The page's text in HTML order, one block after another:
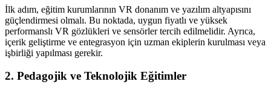
İlk adım, eğitim kurumlarının VR donanım ve yazılım altyapısını
güçlendirmesi olmalı. Bu noktada, uygun fiyatlı ve yüksek
performanslı VR gözlükleri ve sensörler tercih edilmelidir. Ayrıca,
içerik geliştirme ve entegrasyon için uzman ekiplerin kurulması veya
işbirliği yapılması gerekir.
2. Pedagojik ve Teknolojik Eğitimler